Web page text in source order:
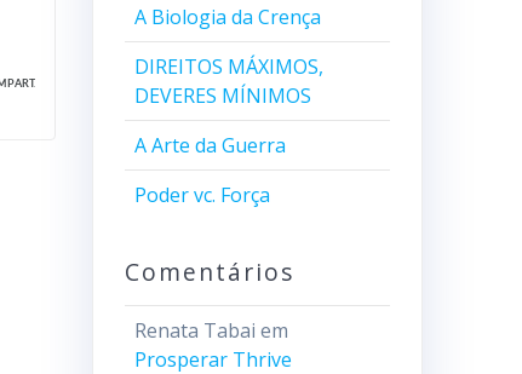
A Biologia da Crença
DIREITOS MÁXIMOS,
DEVERES MÍNIMOS
A Arte da Guerra
Poder vc. Força
Comentários
Renata Tabai em
Prosperar Thrive